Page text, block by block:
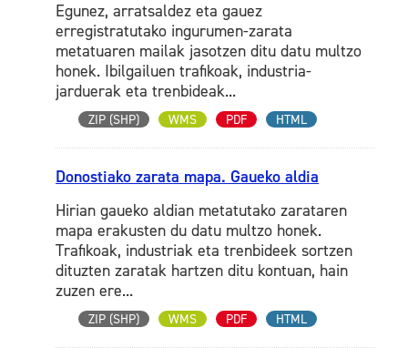
Egunez, arratsaldez eta gauez
erregistratutako ingurumen-zarata
metatuaren mailak jasotzen ditu datu multzo
honek. Ibilgailuen trafikoak, industria-
jarduerak eta trenbideak...
ZIP (SHP) WMS PDF HTML
Donostiako zarata mapa. Gaueko aldia
Hirian gaueko aldian metatutako zarataren
mapa erakusten du datu multzo honek.
Trafikoak, industriak eta trenbideek sortzen
dituzten zaratak hartzen ditu kontuan, hain
zuzen ere...
ZIP (SHP) WMS PDF HTML